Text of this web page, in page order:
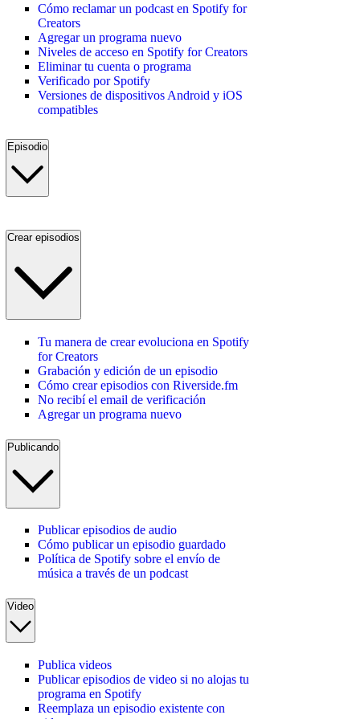
Cómo reclamar un podcast en Spotify for
Creators
Agregar un programa nuevo
Niveles de acceso en Spotify for Creators
Eliminar tu cuenta o programa
Verificado por Spotify
Versiones de dispositivos Android y iOS
compatibles
Episodio
Crear episodios
Tu manera de crear evoluciona en Spotify
for Creators
Grabación y edición de un episodio
Cómo crear episodios con Riverside.fm
No recibí el email de verificación
Agregar un programa nuevo
Publicando
Publicar episodios de audio
Cómo publicar un episodio guardado
Política de Spotify sobre el envío de
música a través de un podcast
Video
Publica videos
Publicar episodios de video si no alojas tu
programa en Spotify
Reemplaza un episodio existente con